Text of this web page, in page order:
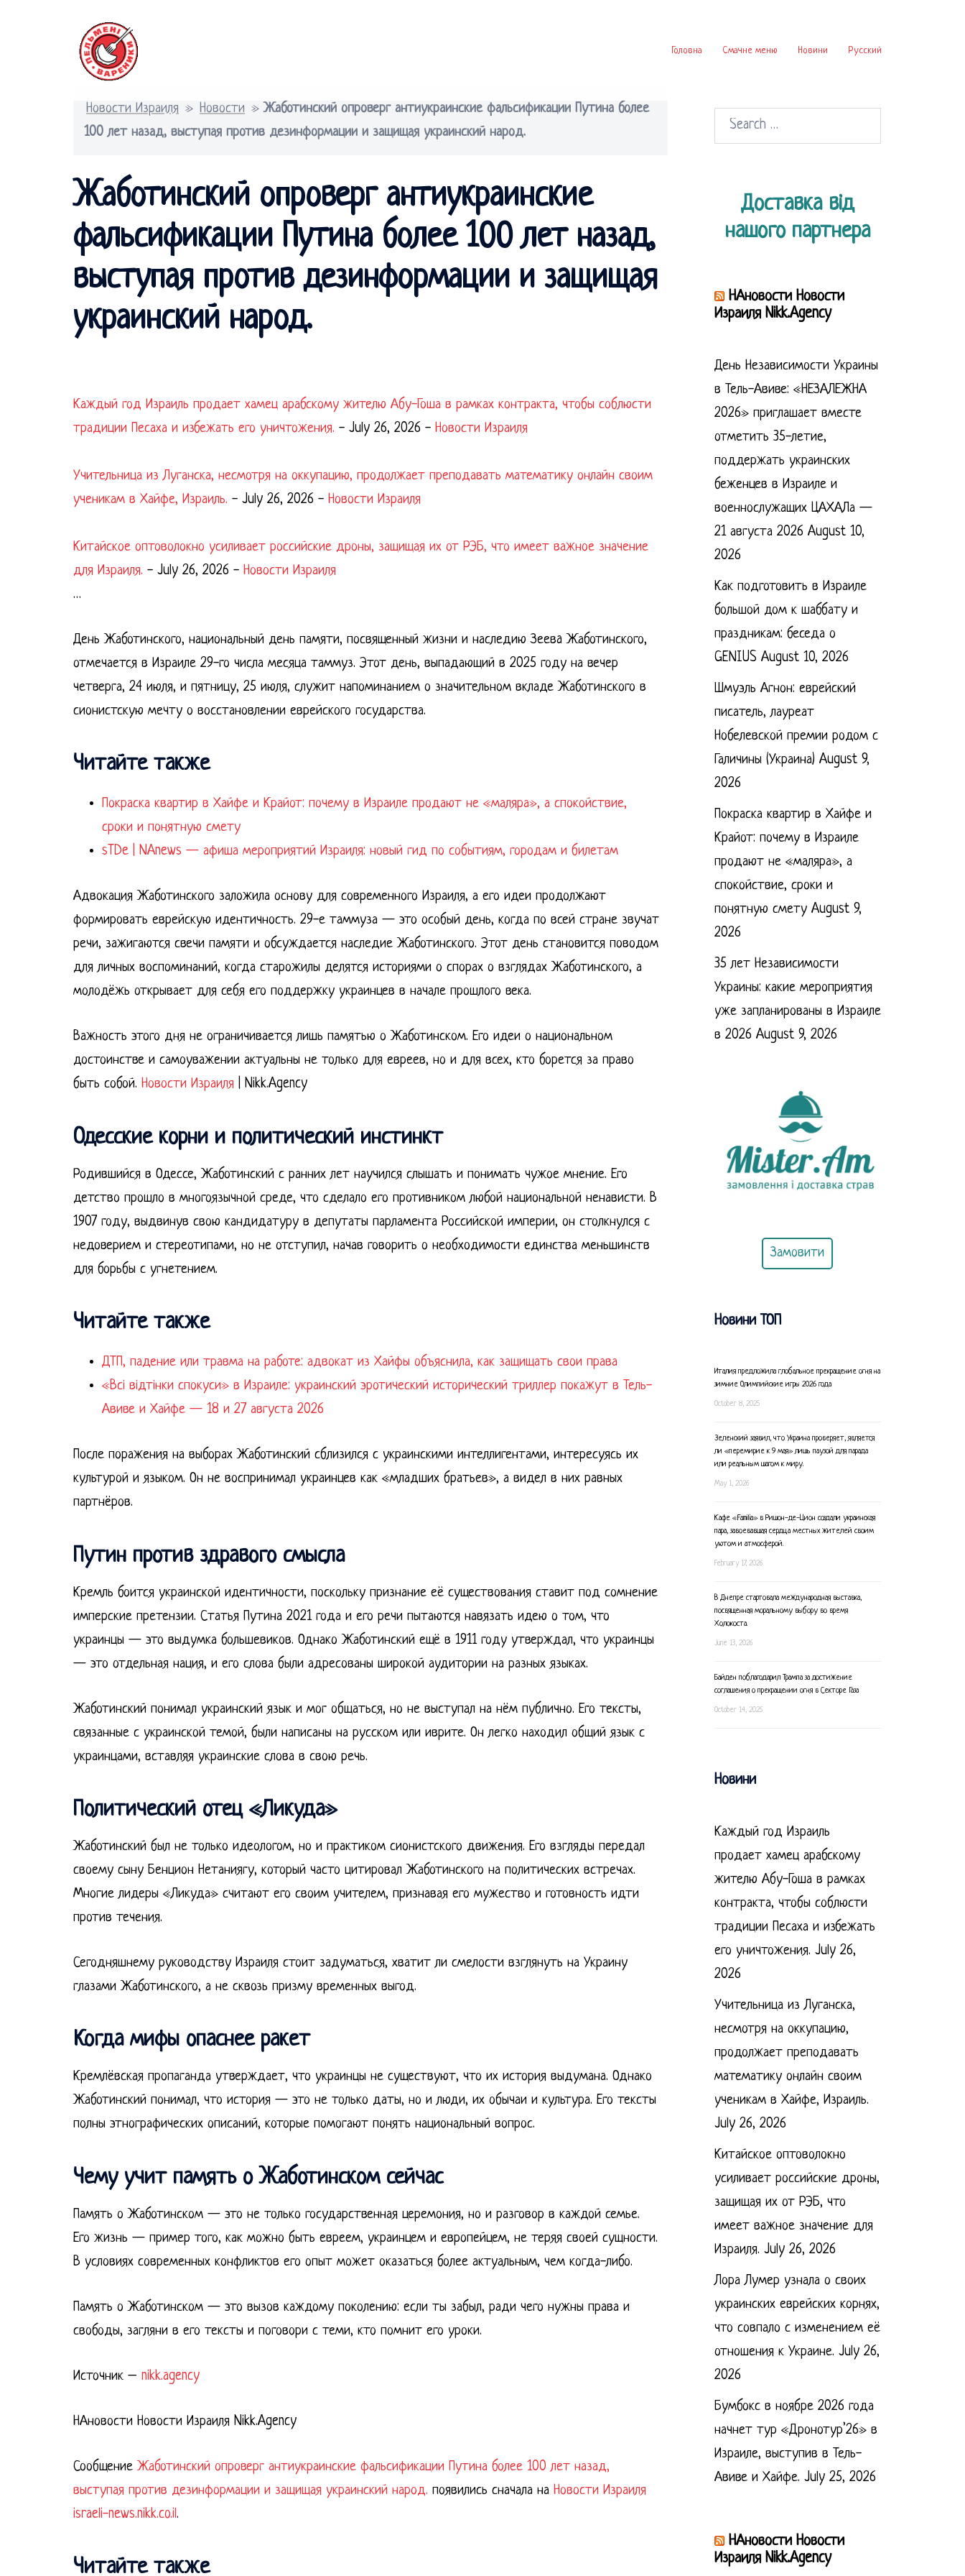
Головна Смачне меню Новини Русский
Новости Израиля » Новости »Жаботинский опроверг антиукраинские фальсификации Путина более
100 лет назад, выступая против дезинформации и защищая украинский народ.
Жаботинский опроверг антиукраинские
фальсификации Путина более 100 лет назад,
выступая против дезинформации и защищая
украинский народ.
Каждый год Израиль продает хамец арабскому жителю Абу-Гоша в рамках контракта, чтобы соблюсти
традиции Песаха и избежать его уничтожения. - July 26, 2026 - Новости Израиля
Учительница из Луганска, несмотря на оккупацию, продолжает преподавать математику онлайн своим
ученикам в Хайфе, Израиль. - July 26, 2026 - Новости Израиля
Китайское оптоволокно усиливает российские дроны, защищая их от РЭБ, что имеет важное значение
для Израиля. - July 26, 2026 - Новости Израиля
…
День Жаботинского, национальный день памяти, посвященный жизни и наследию Зеевa Жаботинского,
отмечается в Израиле 29-го числа месяца таммуз. Этот день, выпадающий в 2025 году на вечер
четверга, 24 июля, и пятницу, 25 июля, служит напоминанием о значительном вкладе Жаботинского в
сионистскую мечту о восстановлении еврейского государства.
Читайте также
Покраска квартир в Хайфе и Крайот: почему в Израиле продают не «маляра», а спокойствие,
сроки и понятную смету
sTDe | NAnews — афиша мероприятий Израиля: новый гид по событиям, городам и билетам
Адвокация Жаботинского заложила основу для современного Израиля, а его идеи продолжают
формировать еврейскую идентичность. 29-е таммуза — это особый день, когда по всей стране звучат
речи, зажигаются свечи памяти и обсуждается наследие Жаботинского. Этот день становится поводом
для личных воспоминаний, когда старожилы делятся историями о спорах о взглядах Жаботинского, а
молодёжь открывает для себя его поддержку украинцев в начале прошлого века.
Важность этого дня не ограничивается лишь памятью о Жаботинском. Его идеи о национальном
достоинстве и самоуважении актуальны не только для евреев, но и для всех, кто борется за право
быть собой. Новости Израиля | Nikk.Agency
Одесские корни и политический инстинкт
Родившийся в Одессе, Жаботинский с ранних лет научился слышать и понимать чужое мнение. Его
детство прошло в многоязычной среде, что сделало его противником любой национальной ненависти. В
1907 году, выдвинув свою кандидатуру в депутаты парламента Российской империи, он столкнулся с
недоверием и стереотипами, но не отступил, начав говорить о необходимости единства меньшинств
для борьбы с угнетением.
Читайте также
ДТП, падение или травма на работе: адвокат из Хайфы объяснила, как защищать свои права
«Всі відтінки спокуси» в Израиле: украинский эротический исторический триллер покажут в Тель-
Авиве и Хайфе — 18 и 27 августа 2026
После поражения на выборах Жаботинский сблизился с украинскими интеллигентами, интересуясь их
культурой и языком. Он не воспринимал украинцев как «младших братьев», а видел в них равных
партнёров.
Путин против здравого смысла
Кремль боится украинской идентичности, поскольку признание её существования ставит под сомнение
имперские претензии. Статья Путина 2021 года и его речи пытаются навязать идею о том, что
украинцы — это выдумка большевиков. Однако Жаботинский ещё в 1911 году утверждал, что украинцы
— это отдельная нация, и его слова были адресованы широкой аудитории на разных языках.
Жаботинский понимал украинский язык и мог общаться, но не выступал на нём публично. Его тексты,
связанные с украинской темой, были написаны на русском или иврите. Он легко находил общий язык с
украинцами, вставляя украинские слова в свою речь.
Политический отец «Ликуда»
Жаботинский был не только идеологом, но и практиком сионистского движения. Его взгляды передал
своему сыну Бенцион Нетаниягу, который часто цитировал Жаботинского на политических встречах.
Многие лидеры «Ликуда» считают его своим учителем, признавая его мужество и готовность идти
против течения.
Сегодняшнему руководству Израиля стоит задуматься, хватит ли смелости взглянуть на Украину
глазами Жаботинского, а не сквозь призму временных выгод.
Когда мифы опаснее ракет
Кремлёвская пропаганда утверждает, что украинцы не существуют, что их история выдумана. Однако
Жаботинский понимал, что история — это не только даты, но и люди, их обычаи и культура. Его тексты
полны этнографических описаний, которые помогают понять национальный вопрос.
Чему учит память о Жаботинском сейчас
Память о Жаботинском — это не только государственная церемония, но и разговор в каждой семье.
Его жизнь — пример того, как можно быть евреем, украинцем и европейцем, не теряя своей сущности.
В условиях современных конфликтов его опыт может оказаться более актуальным, чем когда-либо.
Память о Жаботинском — это вызов каждому поколению: если ты забыл, ради чего нужны права и
свободы, загляни в его тексты и поговори с теми, кто помнит его уроки.
Источник – nikk.agency
НАновости Новости Израиля Nikk.Agency
СообщениеЖаботинский опроверг антиукраинские фальсификации Путина более 100 лет назад,
выступая против дезинформации и защищая украинский народ. появились сначала на Новости Израиля
israeli-news.nikk.co.il.
Читайте также
Search
for:
Доставка від
нашого партнера
НАновости Новости
Израиля Nikk.Agency
День Независимости Украины
в Тель-Авиве: «НЕЗАЛЕЖНА
2026» приглашает вместе
отметить 35-летие,
поддержать украинских
беженцев в Израиле и
военнослужащих ЦАХАЛа —
21 августа 2026 August 10,
2026
Как подготовить в Израиле
большой дом к шаббату и
праздникам: беседа о
GENIUS August 10, 2026
Шмуэль Агнон: еврейский
писатель, лауреат
Нобелевской премии родом с
Галичины (Украина) August 9,
2026
Покраска квартир в Хайфе и
Крайот: почему в Израиле
продают не «маляра», а
спокойствие, сроки и
понятную смету August 9,
2026
35 лет Независимости
Украины: какие мероприятия
уже запланированы в Израиле
в 2026 August 9, 2026
Замовити
Новини ТОП
Италия предложила глобальное прекращение огня на
зимние Олимпийские игры 2026 года
October 8, 2025
Зеленский заявил, что Украина проверяет, является
ли «перемирие к 9 мая» лишь паузой для парада
или реальным шагом к миру.
May 1, 2026
Кафе «Familia» в Ришон-де-Цион создали украинская
пара, завоевавшая сердца местных жителей своим
уютом и атмосферой.
February 17, 2026
В Днепре стартовала международная выставка,
посвященная моральному выбору во время
Холокоста.
June 13, 2026
Байден поблагодарил Трампа за достижение
соглашения о прекращении огня в Секторе Газа
October 14, 2025
Новини
Каждый год Израиль
продает хамец арабскому
жителю Абу-Гоша в рамках
контракта, чтобы соблюсти
традиции Песаха и избежать
его уничтожения. July 26,
2026
Учительница из Луганска,
несмотря на оккупацию,
продолжает преподавать
математику онлайн своим
ученикам в Хайфе, Израиль.
July 26, 2026
Китайское оптоволокно
усиливает российские дроны,
защищая их от РЭБ, что
имеет важное значение для
Израиля. July 26, 2026
Лора Лумер узнала о своих
украинских еврейских корнях,
что совпало с изменением её
отношения к Украине. July 26,
2026
Бумбокс в ноябре 2026 года
начнет тур «Дронотур’26» в
Израиле, выступив в Тель-
Авиве и Хайфе. July 25, 2026
НАновости Новости
Израиля Nikk.Agency